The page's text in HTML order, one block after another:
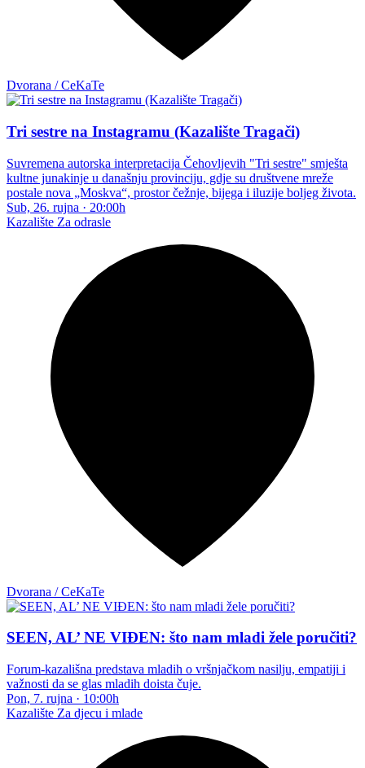
Dvorana / CeKaTe
Tri sestre na Instagramu (Kazalište Tragači)
Suvremena autorska interpretacija Čehovljevih "Tri sestre" smješta
kultne junakinje u današnju provinciju, gdje su društvene mreže
postale nova „Moskva“, prostor čežnje, bijega i iluzije boljeg života.
Sub, 26. rujna · 20:00h
Kazalište Za odrasle
Dvorana / CeKaTe
SEEN, AL’ NE VIĐEN: što nam mladi žele poručiti?
Forum-kazališna predstava mladih o vršnjačkom nasilju, empatiji i
važnosti da se glas mladih doista čuje.
Pon, 7. rujna · 10:00h
Kazalište Za djecu i mlade